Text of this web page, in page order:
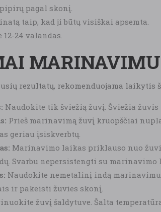
pagal skonį.
taip, kad ji būtų visiškai apsemta.
24 valandas.
rezultatų, rekomenduojama laikytis
Naudokite tik šviežią žuvį. Šviežia
Prieš marinavimą žuvį kruopščiai
geriau įsiskverbtų.
Marinavimo laikas priklauso nuo
Svarbu nepersistengti su
Naudokite nemetalinį indą
ir pakeisti žuvies skonį.
žuvį šaldytuve. Šalta